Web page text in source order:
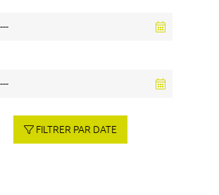
FILTRER PAR DATE